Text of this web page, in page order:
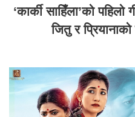
‘कार्की साहिँला’को पहिलो
जितु र